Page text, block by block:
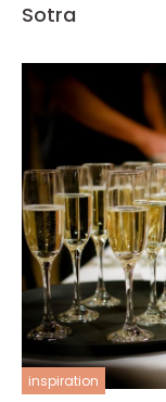
Sotra
inspiration